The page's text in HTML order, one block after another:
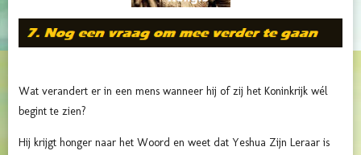
Wat verandert er in een mens wanneer hij of zij het Koninkrijk wél
begint te zien?
Hij krijgt honger naar het Woord en weet dat Yeshua Zijn Leraar is